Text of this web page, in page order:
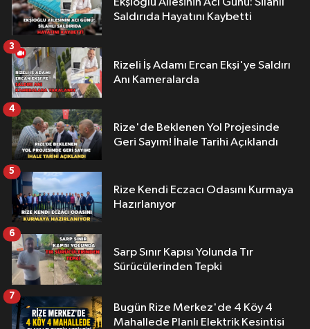
Ekşioğlu Aİlesinin Acı Günü: Silahlı
Saldırıda Hayatını Kaybetti
Rizeli İş Adamı Ercan Ekşi'ye Saldırı
Anı Kameralarda
3
Rize'de Beklenen Yol Projesinde
Geri Sayım! İhale Tarihi Açıklandı
4
Rize Kendi Eczacı Odasını Kurmaya
Hazırlanıyor
5
Sarp Sınır Kapısı Yolunda Tır
Sürücülerinden Tepki
6
Bugün Rize Merkez'de 4 Köy 4
Mahallede Planlı Elektrik Kesintisi
7